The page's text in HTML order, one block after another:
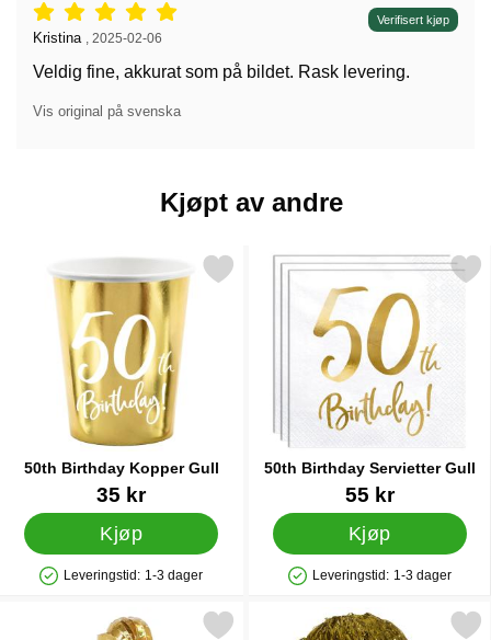
Vurdering: 5 stjerne av 5, Verifisert kjøp
Anmeldelse av:
Kristina 2025-02-06
Veldig fine, akkurat som på bildet. Rask levering.
Vis original på svenska
Kjøpt av andre
50th Birthday Kopper Gull
Varenummer 31258
35 kr
Kjøp
Produkttilgjengelighet: På lager
Leveringstid: 1-3 dager
Merk 50th Birthday Kopper Gull som favoritt
50th Birthday Servietter Gull
Varenummer 33113
55 kr
Kjøp
Produkttilgjengelighet: På lager
Leveringstid: 1-3 dager
Merk 50th Birthday
Merk serpentin Metallic Prisme Gull som favorittMerk glitterparykk